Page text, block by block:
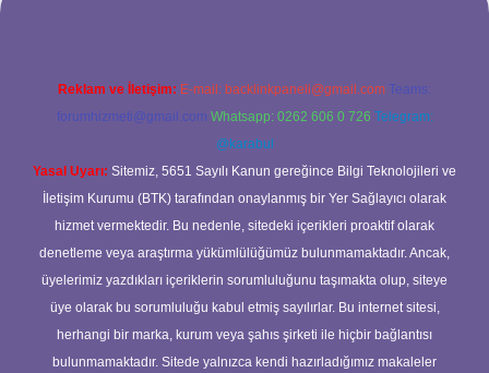
Reklam ve İletişim: E-mail: backlinkpaneli@gmail.com Teams:
forumhizmeti@gmail.com Whatsapp: 0262 606 0 726 Telegram:
@karabul
Yasal Uyarı: Sitemiz, 5651 Sayılı Kanun gereğince Bilgi Teknolojileri ve
İletişim Kurumu (BTK) tarafından onaylanmış bir Yer Sağlayıcı olarak
hizmet vermektedir. Bu nedenle, sitedeki içerikleri proaktif olarak
denetleme veya araştırma yükümlülüğümüz bulunmamaktadır. Ancak,
üyelerimiz yazdıkları içeriklerin sorumluluğunu taşımakta olup, siteye
üye olarak bu sorumluluğu kabul etmiş sayılırlar. Bu internet sitesi,
herhangi bir marka, kurum veya şahıs şirketi ile hiçbir bağlantısı
bulunmamaktadır. Sitede yalnızca kendi hazırladığımız makaleler